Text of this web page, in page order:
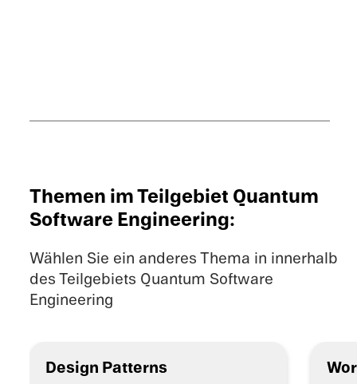
Themen im Teilgebiet Quantum
Software Engineering:
Wählen Sie ein anderes Thema in innerhalb
des Teilgebiets Quantum Software
Engineering
Design Patterns